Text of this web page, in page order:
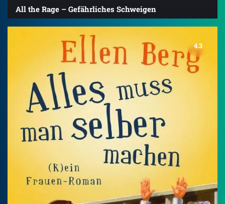
All the Rage – Gefährliches Schweigen
4.3